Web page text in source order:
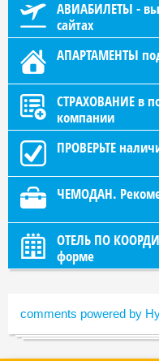
АВИАБИЛЕТЫ -
сайтах
АПАРТАМЕНТЫ
СТРАХОВАНИЕ в
компании
ПРОВЕРЬТЕ
ЧЕМОДАН.
ОТЕЛЬ ПО
форме
comments powered by